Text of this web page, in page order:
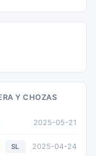
Y CHOZAS
2025-05-21
SL 2025-04-24